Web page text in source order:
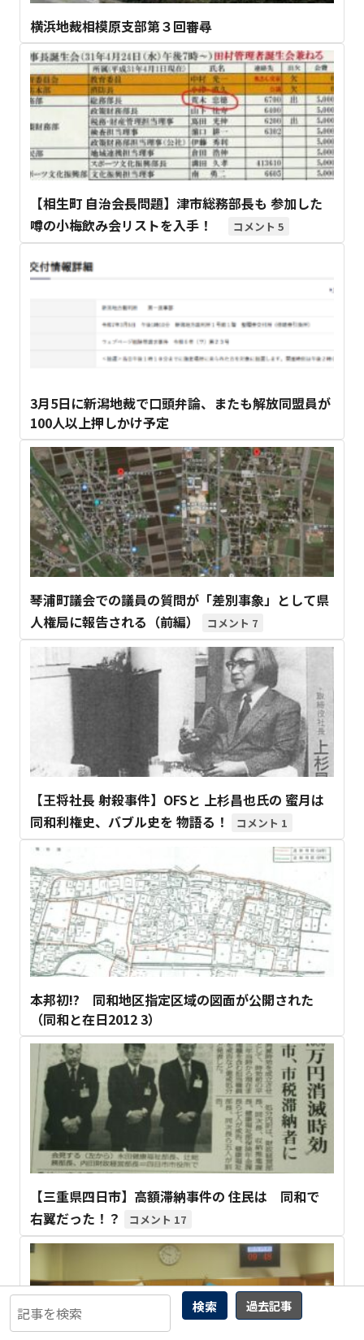
検索 過去記事
横浜地裁相模原支部第３回審尋
【相生町 自治会長問題】津市総務部長も 参加した
噂の小梅飲み会リストを入手！
5
3月5日に新潟地裁で口頭弁論、またも解放同盟員が
100人以上押しかけ予定
琴浦町議会での議員の質問が「差別事象」として県
人権局に報告される（前編）
7
【王将社長 射殺事件】OFSと 上杉昌也氏の 蜜月は
同和利権史、バブル史を 物語る！
1
本邦初!? 同和地区指定区域の図面が公開された
（同和と在日2012 3）
【三重県四日市】高額滞納事件の 住民は 同和で
右翼だった！？
17